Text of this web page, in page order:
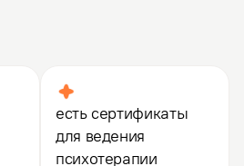
есть сертификаты
для ведения
психотерапии